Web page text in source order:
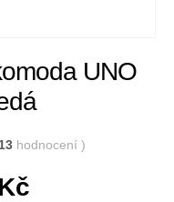
UNO
13 hodnocení )